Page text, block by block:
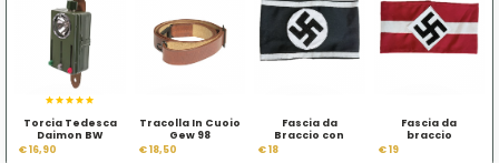
Torcia Tedesca
Daimon BW
€ 16,90
Tracolla In Cuoio
Gew 98
€ 18,50
Fascia da
Braccio con
Svastica Sfondo
€ 18
Fascia da
braccio
Hitlerjugend con
€ 19